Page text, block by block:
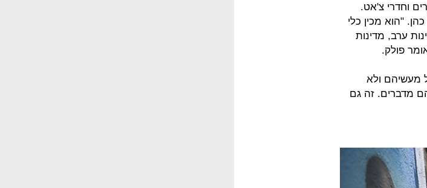
וחדרי צ'אט.
"הוא מכין כלי
ערב, מדינות
פולק.
מעשיהם ולא
מדברים. זה גם